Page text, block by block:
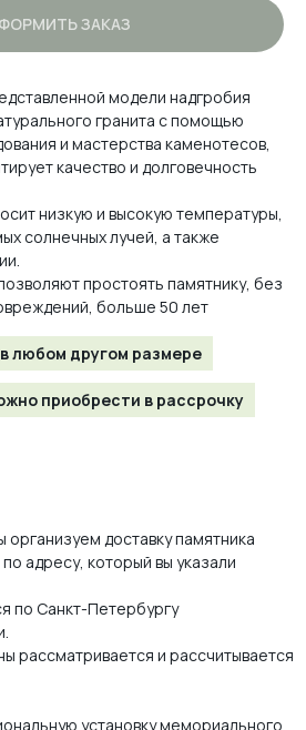
ЗАКАЗ
модели надгробия
гранита с помощью
и мастерства каменотесов,
качество и долговечность
низкую и высокую температуры,
солнечных лучей, а также
простоять памятнику, без
больше 50 лет
любом другом размере
приобрести в рассрочку
доставку памятника
адресу, который вы указали
по Санкт-Петербургу
рассматривается и рассчитывается
установку мемориального